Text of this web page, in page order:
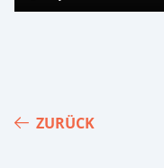
Restart
Play
ZURÜCK